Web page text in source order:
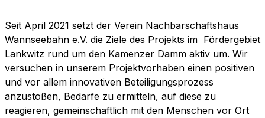
Seit April 2021 setzt der Verein Nachbarschaftshaus
Wannseebahn e.V. die Ziele des Projekts im Fördergebiet
Lankwitz rund um den Kamenzer Damm aktiv um. Wir
versuchen in unserem Projektvorhaben einen positiven
und vor allem innovativen Beteiligungsprozess
anzustoßen, Bedarfe zu ermitteln, auf diese zu
reagieren, gemeinschaftlich mit den Menschen vor Ort